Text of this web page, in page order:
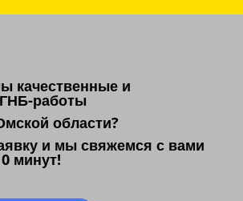
качественные и
работы
области?
и мы свяжемся с вами
минут!